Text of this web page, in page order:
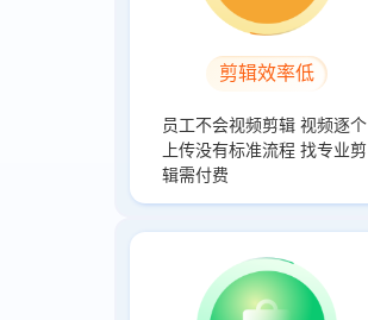
剪辑效率低
员工不会视频剪辑 视频逐个
上传没有标准流程 找专业剪
辑需付费